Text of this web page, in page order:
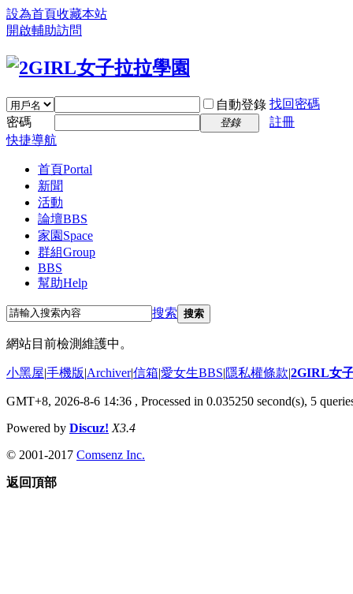
設為首頁收藏本站
開啟輔助訪問
自動登錄 找回密碼
密碼
登錄
註冊
快捷導航
首頁Portal
新聞
活動
論壇BBS
家園 Space
群組Group
BBS
幫助Help
搜索 搜索
網站目前檢測維護中。
小黑屋|手機版|Archiver|信箱|愛女生BBS|隱私權條款|2GIRL女
GMT+8, 2026-8-6 14:36 , Processed in 0.035250 second(s), 5
Powered by Discuz! X3.4
© 2001-2017 Comsenz Inc.
返回頂部